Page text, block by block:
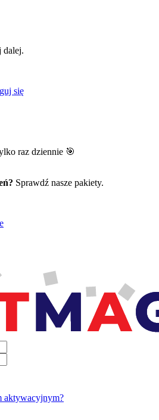
dalej.
się
raz dziennie 🎯
Sprawdź nasze pakiety.
aktywacyjnym?